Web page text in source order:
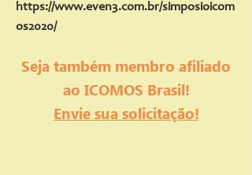
https://www.even3.com.br/simposioicom
os2020/
Seja também membro afiliado
ao ICOMOS Brasil!
Envie sua solicitação!